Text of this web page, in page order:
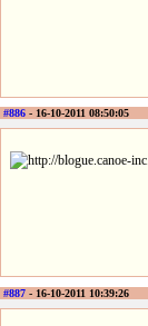
#886 - 16-10-2011 08:50:05
#887 - 16-10-2011 10:39:26